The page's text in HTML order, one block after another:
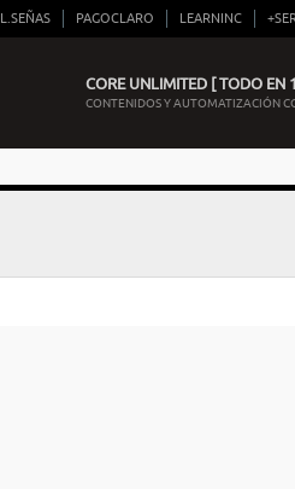
L.SEÑAS PAGOCLARO LEARNINC
CORE UNLIMITED [ TODO EN
CONTENIDOS Y AUTOMATIZACIÓN